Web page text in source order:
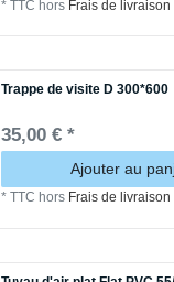
*TTC hors Frais de livraison
Trappe de visite D 300*600
35,00 € *
Ajouter au
*TTC hors Frais de livraison